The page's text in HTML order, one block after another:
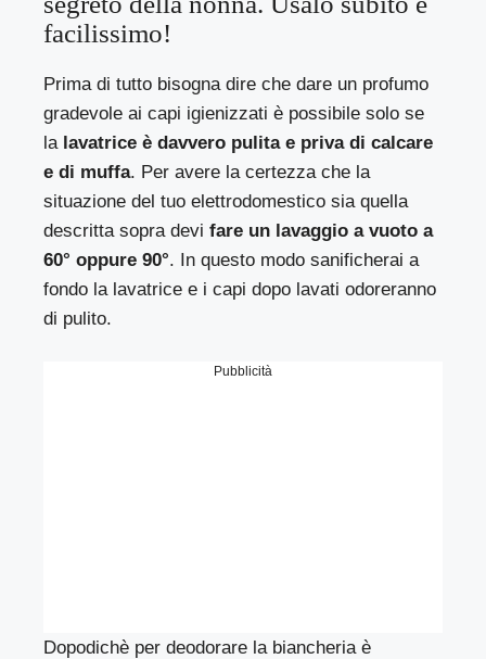
facilissimo!
Prima di tutto bisogna dire che dare un profumo
gradevole ai capi igienizzati è possibile solo se
la lavatrice è davvero pulita e priva di calcare
e di muffa. Per avere la certezza che la
situazione del tuo elettrodomestico sia quella
descritta sopra devifare un lavaggio a vuoto a
60° oppure 90°. In questo modo sanificherai a
fondo la lavatrice e i capi dopo lavati odoreranno
di pulito.
Pubblicità
Dopodichè per deodorare la biancheria è